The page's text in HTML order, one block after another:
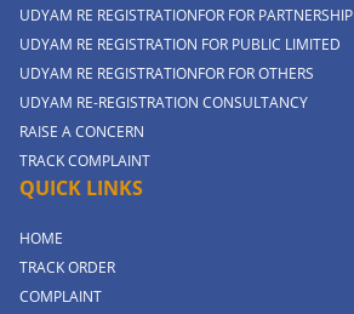
UDYAM RE REGISTRATIONFOR FOR PARTNERSHIP
UDYAM RE REGISTRATION FOR PUBLIC LIMITED
UDYAM RE REGISTRATIONFOR FOR OTHERS
UDYAM RE-REGISTRATION CONSULTANCY
RAISE A CONCERN
TRACK COMPLAINT
QUICK LINKS
HOME
TRACK ORDER
COMPLAINT